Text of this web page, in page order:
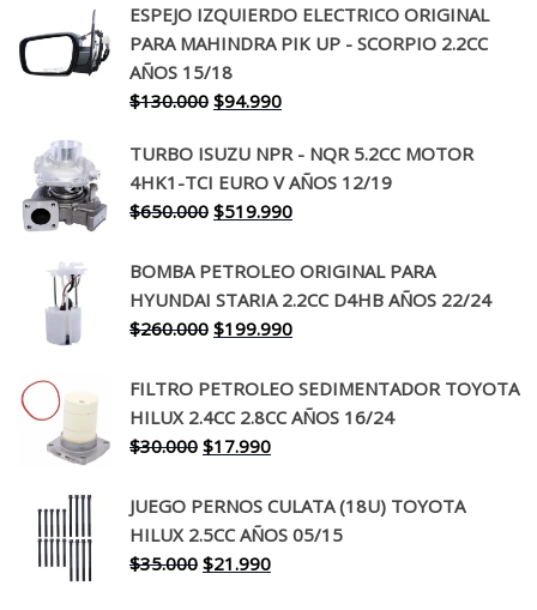
ESPEJO IZQUIERDO ELECTRICO ORIGINAL
PARA MAHINDRA PIK UP - SCORPIO 2.2CC
AÑOS 15/18
$130.000 El
original
era:
$130.000.
$94.990El
actual
es:
$94.990.
TURBO ISUZU NPR - NQR 5.2CC MOTOR
4HK1-TCI EURO V AÑOS 12/19
$650.000 El
original
era:
$650.000.
$519.990El
actual
es:
$519.990.
BOMBA PETROLEO ORIGINAL PARA
HYUNDAI STARIA 2.2CC D4HB AÑOS 22/24
$260.000 El
original
era:
$260.000.
$199.990El
actual
es:
FILTRO PETROLEO SEDIMENTADOR TOYOTA
HILUX 2.4CC 2.8CC AÑOS 16/24
$30.000 El
original
era:
$30.000.
$17.990El
actual
es:
$17.990.
JUEGO PERNOS CULATA (18U) TOYOTA
HILUX 2.5CC AÑOS 05/15
$35.000 El
$21.990El